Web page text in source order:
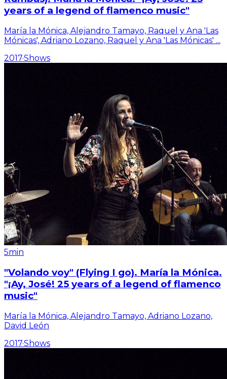
years of a legend of flamenco music"
María la Mónica, Alejandro Tamayo, Raquel y Ana 'Las
Mónicas', Adriano Lozano, Raquel y Ana 'Las Mónicas' ...
2017·Shows
5min
"Volando voy" (Flying I go). María la Mónica.
"¡Ay, José! 25 years of a legend of flamenco
music"
María la Mónica, Alejandro Tamayo, Adriano Lozano,
David León
2017·Shows